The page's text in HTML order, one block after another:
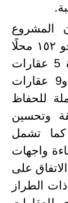
المشروع
يتضمن تطوير ورفع كفاءة نحو ١٥٢ محلًا
تجاريًا، إلى جانب رفع كفاءة 5 عقارات
ذات طراز معماري مميز، و9 عقارات
للحفاظ
وتحسين
كما تشمل
واجهات
على
الطراز